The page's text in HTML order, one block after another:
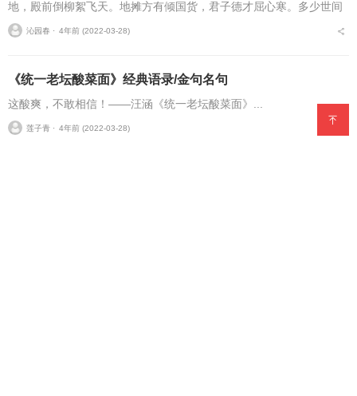
地，殿前倒柳絮飞天。地摊方有倾国货，君子德才屈心寒。多少世间
名利客，机关算尽赌银钱。...
沁园春 ⋅ 4年前 (2022-03-28)
《统一老坛酸菜面》经典语录/金句名句
这酸爽，不敢相信！——汪涵《统一老坛酸菜面》...
莲子青 ⋅ 4年前 (2022-03-28)